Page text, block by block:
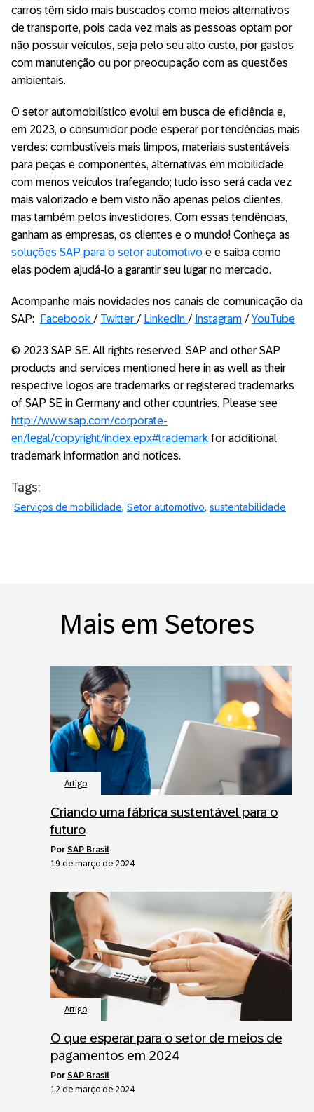
carros têm sido mais buscados como meios alternativos
de transporte, pois cada vez mais as pessoas optam por
não possuir veículos, seja pelo seu alto custo, por gastos
com manutenção ou por preocupação com as questões
ambientais.
O setor automobilístico evolui em busca de eficiência e,
em 2023, o consumidor pode esperar por tendências mais
verdes: combustíveis mais limpos, materiais sustentáveis
para peças e componentes, alternativas em mobilidade
com menos veículos trafegando; tudo isso será cada vez
mais valorizado e bem visto não apenas pelos clientes,
mas também pelos investidores. Com essas tendências,
ganham as empresas, os clientes e o mundo! Conheça as
soluções SAP para o setor automotivo e e saiba como
elas podem ajudá-lo a garantir seu lugar no mercado.
Acompanhe mais novidades nos canais de comunicação da
SAP:
Facebook / Twitter / LinkedIn / Instagram / YouTube
© 2023 SAP SE. All rights reserved. SAP and other SAP
products and services mentioned here in as well as their
respective logos are trademarks or registered trademarks
of SAP SE in Germany and other countries. Please see
http://www.sap.com/corporate-
en/legal/copyright/index.epx#trademark for additional
trademark information and notices.
Tags:
Serviços de mobilidade Setor automotivo sustentabilidade
Mais em Setores
Artigo
Criando uma fábrica sustentável para o
futuro
por SAP Brasil
19 de março de 2024
Artigo
O que esperar para o setor de meios de
pagamentos em 2024
por SAP Brasil
12 de março de 2024